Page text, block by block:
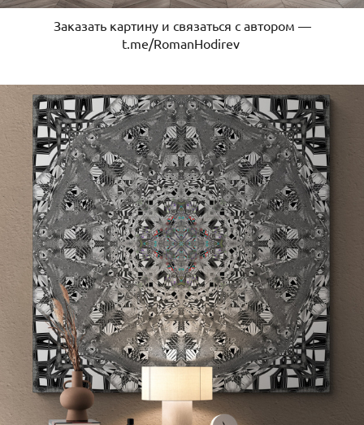
Заказать картину и связаться с автором —
t.me/RomanHodirev